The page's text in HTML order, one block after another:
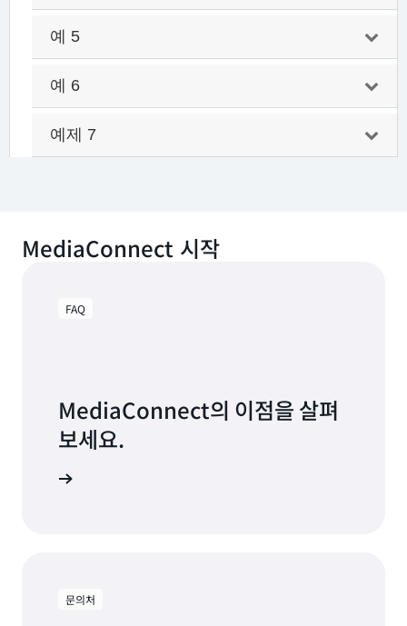
예 5
예 6
예제 7
MediaConnect 시작
FAQ
MediaConnect의 이점을 살펴
보세요.
문의처